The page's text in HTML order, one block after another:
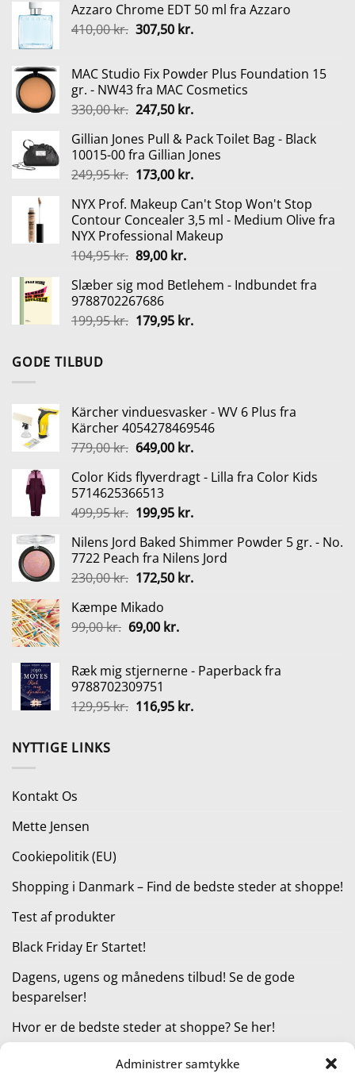
Administrer samtykke
Azzaro Chrome EDT 50 ml fra Azzaro
410,00kr. Den
var:
410,00 kr..
307,50 kr.Den
er:
307,50 kr..
MAC Studio Fix Powder Plus Foundation 15
gr. - NW43 fra MAC Cosmetics
330,00kr. Den
pris
var:
330,00 kr..
247,50 kr.Den
pris
er:
247,50 kr..
Gillian Jones Pull & Pack Toilet Bag - Black
10015-00 fra Gillian Jones
249,95kr. Den
pris
var:
249,95 kr..
173,00 kr.Den
pris
er:
173,00 kr..
NYX Prof. Makeup Can't Stop Won't Stop
Contour Concealer 3,5 ml - Medium Olive fra
NYX Professional Makeup
104,95kr. Den
pris
var:
104,95 kr..
89,00 kr.Den
pris
89,00 kr..
Slæber sig mod Betlehem - Indbundet fra
9788702267686
199,95kr. Den
179,95 kr.Den
GODE TILBUD
Kärcher vinduesvasker - WV 6 Plus fra
Kärcher 4054278469546
779,00kr. Den
pris
var:
779,00 kr..
649,00 kr.Den
pris
649,00 kr..
Color Kids flyverdragt - Lilla fra Color Kids
5714625366513
499,95kr. Den
pris
var:
499,95 kr..
199,95 kr.Den
pris
er:
199,95 kr..
Nilens Jord Baked Shimmer Powder 5 gr. - No.
7722 Peach fra Nilens Jord
230,00kr. Den
pris
var:
172,50 kr.Den
Kæmpe Mikado
99,00kr. Den
var:
99,00 kr..
69,00 kr.Den
er:
Ræk mig stjernerne - Paperback fra
9788702309751
129,95kr. Den
116,95 kr.Den
NYTTIGE LINKS
Kontakt Os
Mette Jensen
Cookiepolitik (EU)
Shopping i Danmark – Find de bedste steder at shoppe!
Test af produkter
Black Friday Er Startet!
Dagens, ugens og månedens tilbud! Se de gode
besparelser!
Hvor er de bedste steder at shoppe? Se her!